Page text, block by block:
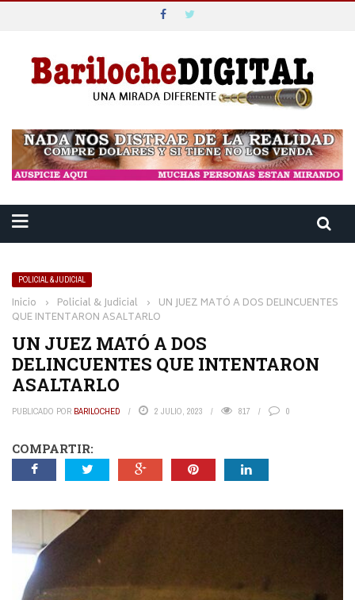
POLICIAL & JUDICIAL
Inicio › Policial & Judicial › UN JUEZ MATÓ A DOS DELINCUENTES
QUE INTENTARON ASALTARLO
UN JUEZ MATÓ A DOS
DELINCUENTES QUE INTENTARON
ASALTARLO
PUBLICADO POR BARILOCHED 2 JULIO, 2023 817 0
COMPARTIR: